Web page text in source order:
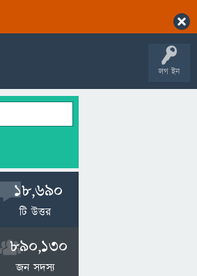
লগ ইন
18,690
টি উত্তর
890,130
জন সদস্য